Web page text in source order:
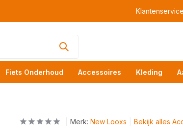
Klantenservice
Fiets Onderhoud Accessoires Kleding
Merk: New Looxs Bekijk alles